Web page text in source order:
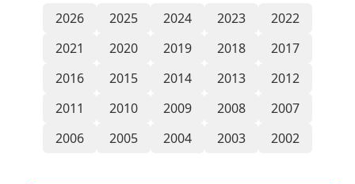
2026 2025 2024 2023
2022
2021
2020 2019 2018
2017
2016
2015 2014 2013
2012
2011
2010 2009 2008
2007
2006
2005 2004 2003 2002